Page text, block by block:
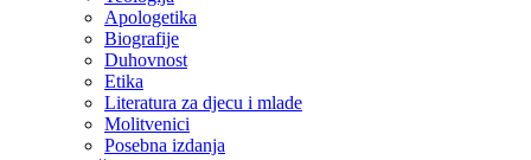
Apologetika
Biografije
Duhovnost
Etika
Literatura za djecu i mlade
Molitvenici
Posebna izdanja